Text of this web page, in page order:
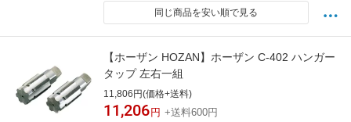
同じ商品を安い順で見る
【ホーザン HOZAN】ホーザン C-402 ハンガー
タップ 左右一組
11,806円(価格+送料)
11,206 円 +送料600円